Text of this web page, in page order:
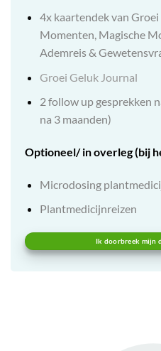
4x kaartendek van
Momenten, Magische
Ademreis &
Groei Geluk Journal
2 follow up gesprekken
na 3 maanden)
Optioneel/ in overleg (bij
Microdosing
Plantmedicijnreizen
Ik doorbreek mijn